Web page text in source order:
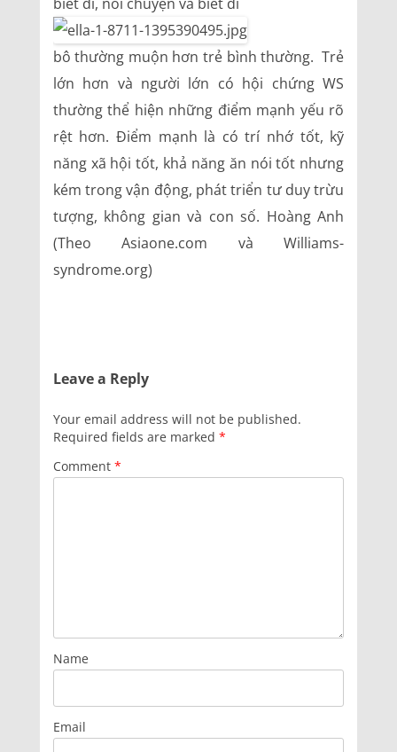
bô thường muộn hơn trẻ bình thường. Trẻ
lớn hơn và người lớn có hội chứng WS
thường thể hiện những điểm mạnh yếu rõ
rệt hơn. Điểm mạnh là có trí nhớ tốt, kỹ
năng xã hội tốt, khả năng ăn nói tốt nhưng
kém trong vận động, phát triển tư duy trừu
tượng, không gian và con số. Hoàng Anh
(Theo Asiaone.com và Williams-
syndrome.org)
Leave a Reply
Your email address will not be published.
Required fields are marked *
Comment *
Name
Email